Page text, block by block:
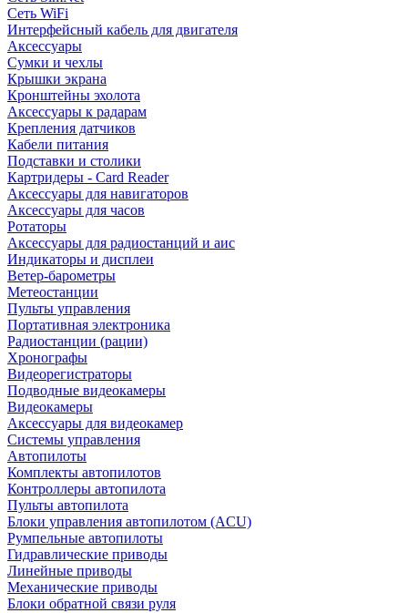
Сеть WiFi
Интерфейсный кабель для двигателя
Аксессуары
Сумки и чехлы
Крышки экрана
Кронштейны эхолота
Аксессуары к радарам
Крепления датчиков
Кабели питания
Подставки и столики
Картридеры - Card Reader
Аксессуары для навигаторов
Аксессуары для часов
Ротаторы
Аксессуары для радиостанций и аис
Индикаторы и дисплеи
Ветер-барометры
Метеостанции
Пульты управления
Портативная электроника
Радиостанции (рации)
Хронографы
Видеорегистраторы
Подводные видеокамеры
Видеокамеры
Аксессуары для видеокамер
Системы управления
Автопилоты
Комплекты автопилотов
Контроллеры автопилота
Пульты автопилота
Блоки управления автопилотом (ACU)
Румпельные автопилоты
Гидравлические приводы
Линейные приводы
Механические приводы
Блоки обратной связи руля